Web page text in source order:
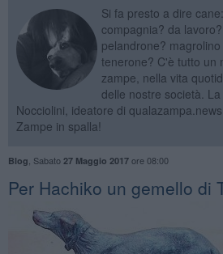
Si fa presto a dire
compagnia? da
pelandrone?
tenerone? C'è tutto un
zampe, nella vita
delle nostre società.
Nocciolini, ideatore di
Zampe in spalla!
Blog Sabato 27 Maggio 2017ore 08:00
Per Hachiko un gemello di